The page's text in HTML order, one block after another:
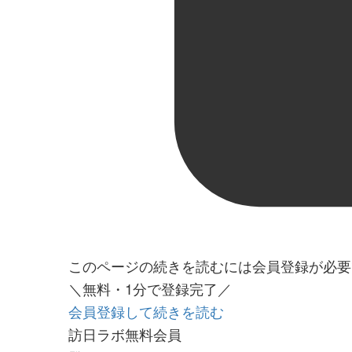
このページの続きを読むには会員登録が必
＼無料・1分で登録完了／
会員登録して続きを読む
訪日ラボ無料会員